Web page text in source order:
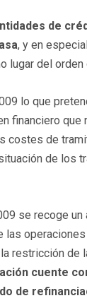
de
, y en
lugar del
lo que
financiero que
costes de
de los
se recoge
las
restricción de
cuente
de